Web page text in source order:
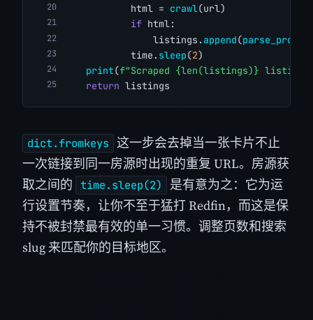
            html =
crawl(url)
if html:
                listings.
append(
            time.
sleep(2)
print(f"Scraped {len(listings)}
return listings
dict.fromkeys 这一步会去掉当一张卡片不止
一次链接到同一房源时出现的重复 URL。房源获
取之间的 time.sleep(2)
是有意为之：它为运
行设置节奏，让你不至于猛打 Redfin，而这是保
持不被封禁最有效的单一习惯。调整页数和搜索
slug 来匹配你的目标地区。